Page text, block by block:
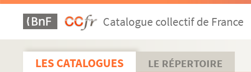
Catalogue collectif de France
LES CATALOGUES LE RÉPERTOIRE